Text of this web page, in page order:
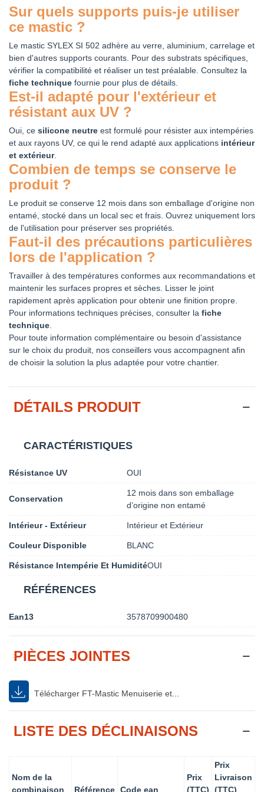
Sur quels supports puis-je utiliser
ce mastic ?
Le mastic SYLEX SI 502 adhère au verre, aluminium, carrelage et
bien d'autres supports courants. Pour des substrats spécifiques,
vérifier la compatibilité et réaliser un test préalable. Consultez la
fiche technique fournie pour plus de détails.
Est-il adapté pour l'extérieur et
résistant aux UV ?
Oui, ce silicone neutre est formulé pour résister aux intempéries
et aux rayons UV, ce qui le rend adapté aux applications intérieur
et extérieur.
Combien de temps se conserve le
produit ?
Le produit se conserve 12 mois dans son emballage d'origine non
entamé, stocké dans un local sec et frais. Ouvrez uniquement lors
de l'utilisation pour préserver ses propriétés.
Faut-il des précautions particulières
lors de l'application ?
Travailler à des températures conformes aux recommandations et
maintenir les surfaces propres et sèches. Lisser le joint
rapidement après application pour obtenir une finition propre.
Pour informations techniques précises, consulter la fiche
technique
Pour toute information complémentaire ou besoin d'assistance
sur le choix du produit, nos conseillers vous accompagnent afin
de choisir la solution la plus adaptée pour votre chantier.
DÉTAILS PRODUIT
CARACTÉRISTIQUES
Résistance UV OUI
Conservation
12 mois dans son emballage
d’origine non entamé
Intérieur - Extérieur Intérieur et Extérieur
Couleur Disponible BLANC
Résistance Intempérie Et HumiditéOUI
RÉFÉRENCES
Ean13 3578709900480
PIÈCES JOINTES
Télécharger FT-Mastic Menuiserie et...
LISTE DES DÉCLINAISONS
Nom de la
combinaison
Référence Code ean
Prix
(TTC)
Prix
Livraison
(TTC)